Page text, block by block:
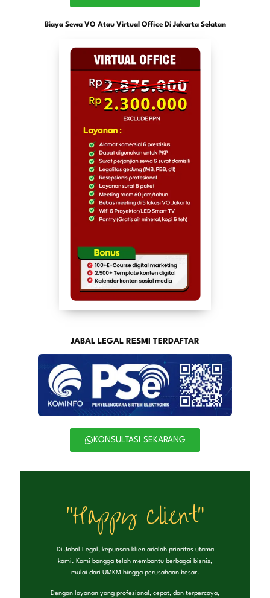
Biaya Sewa VO Atau Virtual Office Di Jakarta Selatan
JABAL LEGAL RESMI TERDAFTAR
KONSULTASI SEKARANG
"Happy Client"
Di Jabal Legal, kepuasan klien adalah prioritas utama
kami. Kami bangga telah membantu berbagai bisnis,
mulai dari UMKM hingga perusahaan besar.
Dengan layanan yang profesional, cepat, dan terpercaya,